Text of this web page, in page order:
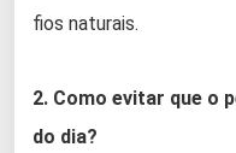
fios naturais.
2. Como evitar que o
do dia?